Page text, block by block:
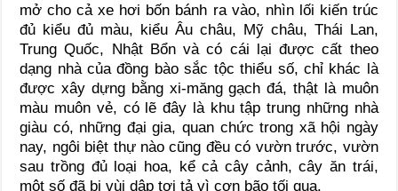
mở cho cả xe hơi bốn bánh ra vào, nhìn lối kiến trúc
đủ kiểu đủ màu, kiểu Âu châu, Mỹ châu, Thái Lan,
Trung Quốc, Nhật Bổn và có cái lại được cất theo
dạng nhà của đồng bào sắc tộc thiểu số, chỉ khác là
được xây dựng bằng xi-măng gạch đá, thật là muôn
màu muôn vẻ, có lẽ đây là khu tập trung những nhà
giàu có, những đại gia, quan chức trong xã hội ngày
nay, ngôi biệt thự nào cũng đều có vườn trước, vườn
sau trồng đủ loại hoa, kể cả cây cảnh, cây ăn trái,
một số đã bị vùi dập tơi tả vì cơn bão tối qua.